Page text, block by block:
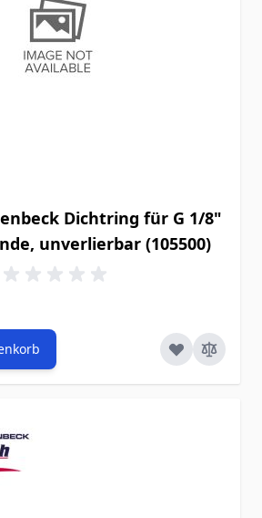
Dichtring für G 1/8"
unverlierbar (105500)